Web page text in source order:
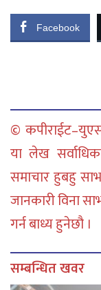
Facebook
©
या लेख
समाचार हुबहु
जानकारी विना
गर्न बाध्य हुनेछौ ।
सम्बन्धित खवर